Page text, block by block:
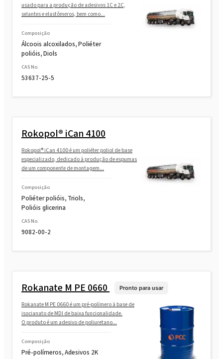
usado para a produção de adesivos 1C e 2C,
selantes e elastômeros, bem como...
Composição
Álcoois alcoxilados, Poliéter
polióis, Diols
CAS No.
53637-25-5
Rokopol® iCan 4100
Rokopol® iCan 4100 é um poliéter poliol de base
especializado, dedicado à produção de espumas
de um componente de montagem...
Composição
Poliéter polióis, Triols,
Polióis glicerina
CAS No.
9082-00-2
Rokanate M PE 0660 Pronto para usar
Rokanate M PE 0660 é um pré-polímero à base de
isocianato de MDI de baixa funcionalidade.
O produto é um adesivo de poliuretano...
Composição
Pré-polímeros, Adesivos 2K